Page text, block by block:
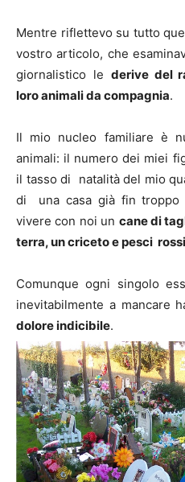
Mentre riflettevo su tutto
vostro articolo, che
giornalistico le derive del
loro animali da compagnia.
Il mio nucleo familiare è
animali: il numero dei miei
il tasso di natalità del mio
di una casa già fin troppo
vivere con noi un cane di
terra, un criceto e pesci rossi
Comunque ogni singolo
inevitabilmente a mancare
dolore indicibile.